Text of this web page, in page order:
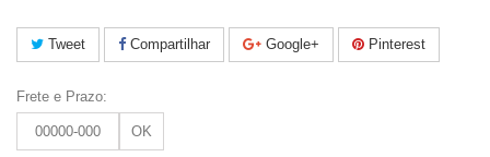
Tweet Compartilhar Google+ Pinterest
Frete e Prazo:
OK